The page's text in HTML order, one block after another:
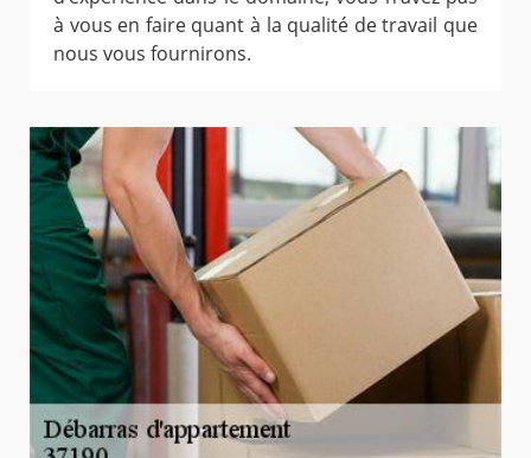
à vous en faire quant à la qualité de travail que
nous vous fournirons.